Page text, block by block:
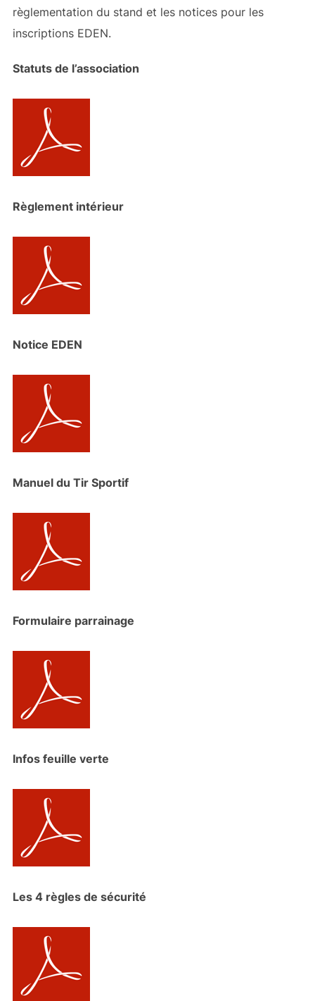
règlementation du stand et les notices pour les
inscriptions EDEN.
Statuts de l’association
Règlement intérieur
Notice EDEN
Manuel du Tir Sportif
Formulaire parrainage
Infos feuille verte
Les 4 règles de sécurité